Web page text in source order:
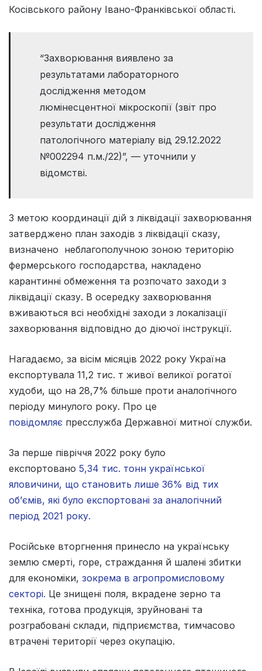
Косівського району Івано-Франківської області.
“Захворювання виявлено за
результатами лабораторного
дослідження методом
люмінесцентної мікроскопії (звіт про
результати дослідження
патологічного матеріалу від 29.12.2022
№002294 п.м./22)”, — уточнили у
відомстві.
З метою координації дій з ліквідації захворювання
затверджено план заходів з ліквідації сказу,
визначено неблагополучною зоною територію
фермерського господарства, накладено
карантинні обмеження та розпочато заходи з
ліквідації сказу. В осередку захворювання
вживаються всі необхідні заходи з локалізації
захворювання відповідно до діючої інструкції.
Нагадаємо, за вісім місяців 2022 року Україна
експортувала 11,2 тис. т живої великої рогатої
худоби, що на 28,7% більше проти аналогічного
періоду минулого року. Про це
повідомляє пресслужба Державної митної служби.
За перше півріччя 2022 року було
експортовано 5,34 тис. тонн української
яловичини, що становить лише 36% від тих
об’ємів, які було експортовані за аналогічний
період 2021 року.
Російське вторгнення принесло на українську
землю смерті, горе, страждання й шалені збитки
для економіки, зокрема в агропромисловому
секторі. Це знищені поля, вкрадене зерно та
техніка, готова продукція, зруйновані та
розграбовані склади, підприємства, тимчасово
втрачені території через окупацію.